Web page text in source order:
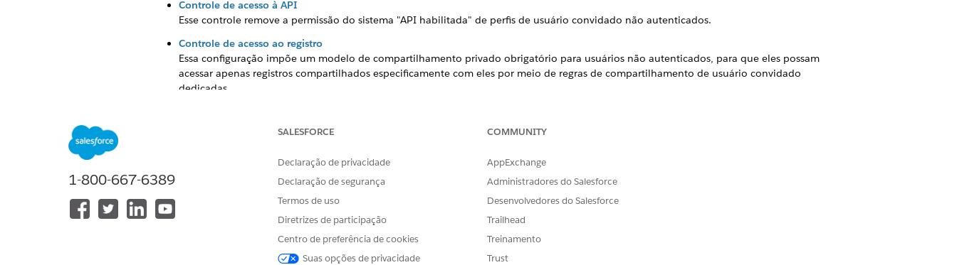
Controle de acesso à API
Esse controle remove a permissão do sistema "API habilitada" de perfis de usuário convidado não autenticados.
Controle de acesso ao registro
Essa configuração impõe um modelo de compartilhamento privado obrigatório para usuários não autenticados, para que eles possam
acessar apenas registros compartilhados especificamente com eles por meio de regras de compartilhamento de usuário convidado
dedicadas.
Esse controle define a linha de base mais restritiva para visibilidade de registro para todos os usuários externos da organização, de
Acesso do usuário convidado: Preferências do site para controle de usuário convidado
Essa configuração de segurança impede que visitantes não autenticados acessem a lista completa de usuários, membros e
colaboradores registrados em um site do Experience Cloud.
Acesso do usuário convidado: Preferências do site para controle de API de acesso do convidado
Essa preferência de segurança serve como um gateway mestre que determina se os visitantes não autenticados podem interagir com os
pontos de extremidade REST voltados para o público e o Salesforce Connect subjacentes de um site do Experience Cloud.
1-800-667-6389
SALESFORCE
Declaração de privacidade
Declaração de segurança
Termos de uso
Diretrizes de participação
Centro de preferência de cookies
Suas opções de privacidade
COMMUNITY
AppExchange
Administradores do Salesforce
Desenvolvedores do Salesforce
Trailhead
Treinamento
Trust